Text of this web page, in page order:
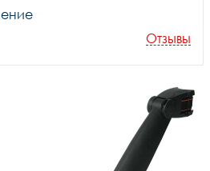
Отзывы